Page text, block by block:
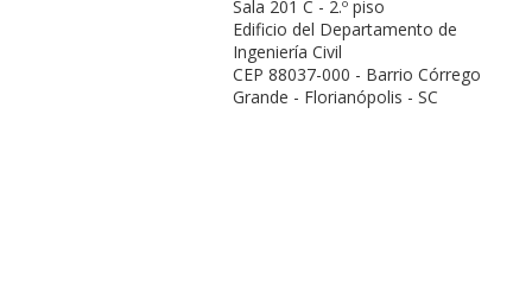
Sala 201 C - 2.º piso
Edificio del Departamento de
Ingeniería Civil
CEP 88037-000 - Barrio Córrego
Grande - Florianópolis - SC